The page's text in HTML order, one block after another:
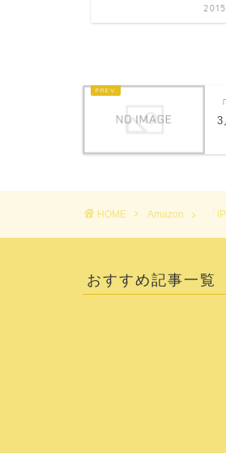
3
HOME Amazon 「
おすすめ記事一覧